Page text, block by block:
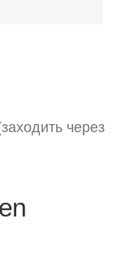
через